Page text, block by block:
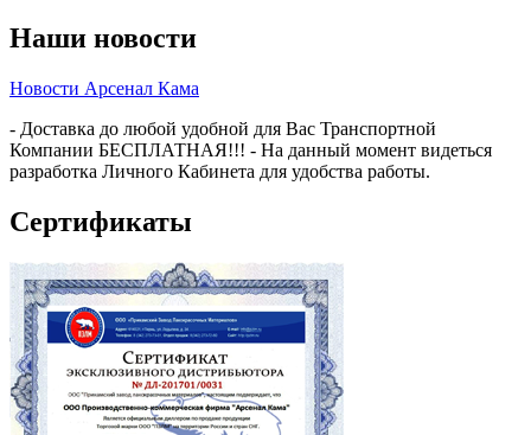
Наши новости
Новости Арсенал Кама
- Доставка до любой удобной для Вас Транспортной
Компании БЕСПЛАТНАЯ!!! - На данный момент видеться
разработка Личного Кабинета для удобства работы.
Сертификаты